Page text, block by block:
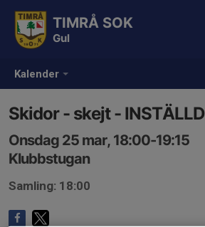
Kalender
TIMRÅ SOK
Gul
Skidor - skejt - INSTÄLLD
Onsdag 25 mar, 18:00-19:15
Klubbstugan
Samling: 18:00